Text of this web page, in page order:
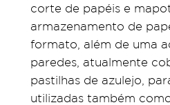
corte de papéis e
armazenamento de
formato, além de uma
paredes, atualmente
pastilhas de azulejo,
utilizadas também